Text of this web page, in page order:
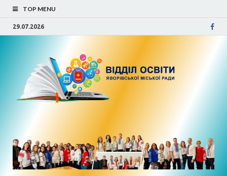
TOP MENU
29.07.2026